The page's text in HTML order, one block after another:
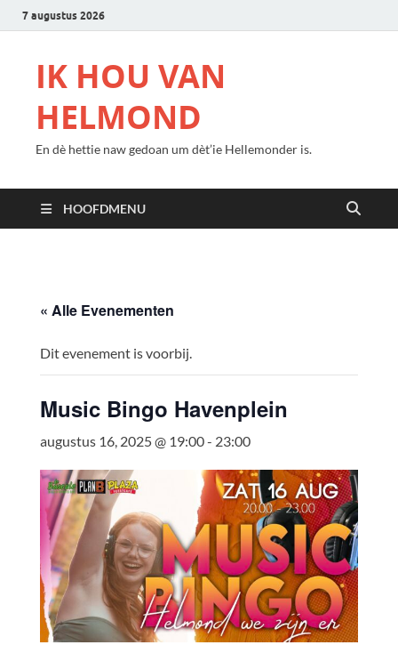
7 augustus 2026
IK HOU VAN
HELMOND
En dè hettie naw gedoan um dèt’ie Hellemonder is.
HOOFDMENU
« Alle Evenementen
Dit evenement is voorbij.
Music Bingo Havenplein
augustus 16, 2025 @ 19:00- 23:00